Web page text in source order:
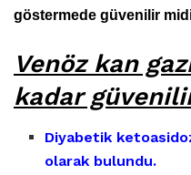
göstermede güvenilir
Venöz kan
kadar
Diyabetik
olarak bulundu.